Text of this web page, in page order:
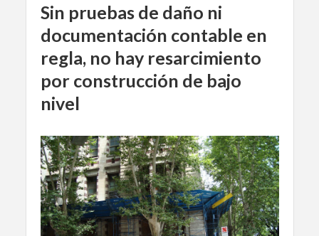
Sin pruebas de daño ni
documentación contable en
regla, no hay resarcimiento
por construcción de bajo
nivel